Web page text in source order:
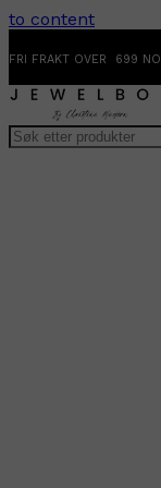
to content
FRI FRAKT OVER 699